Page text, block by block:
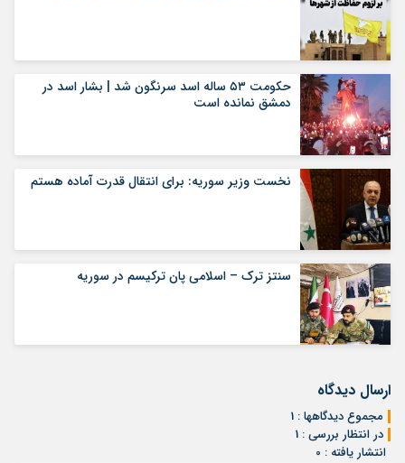
حکومت ۵۳ ساله اسد سرنگون شد | بشار اسد در
دمشق نمانده ‌است
نخست وزیر سوریه: برای انتقال قدرت آماده هستم
سنتز ترک – اسلامی پان ترکیسم در سوریه
ارسال دیدگاه
مجموع دیدگاهها : 1
در انتظار بررسی : 1
انتشار یافته : 0